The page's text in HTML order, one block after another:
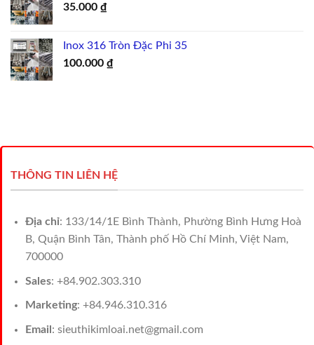
35.000 ₫
Inox 316 Tròn Đặc Phi 35
100.000 ₫
THÔNG TIN LIÊN HỆ
Địa chỉ: 133/14/1E Bình Thành, Phường Bình Hưng Hoà
B, Quận Bình Tân, Thành phố Hồ Chí Minh, Việt Nam,
700000
Sales: +84.902.303.310
Marketing: +84.946.310.316
Email : sieuthikimloai.net@gmail.com